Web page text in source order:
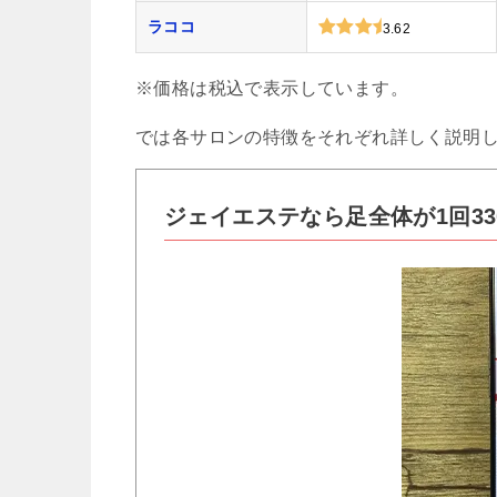
ラココ 3.62
※価格は税込で表示しています。
では各サロンの特徴をそれぞれ詳しく説明
ジェイエステなら足全体が1回